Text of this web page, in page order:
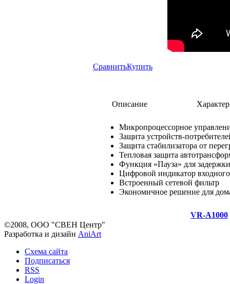
СравнитьКупить
Описание
Микропроцессорное
Защита устройств-
Защита стабилизатора от
Тепловая защита
Функция «Пауза» для
Цифровой индикатор
Встроенный сетевой фильтр
Экономичное решение для
VR-A1000
©2008, ООО "СВЕН Центр"
Разработка и дизайн AniArt
Схема сайта
Подписаться
RSS
Login